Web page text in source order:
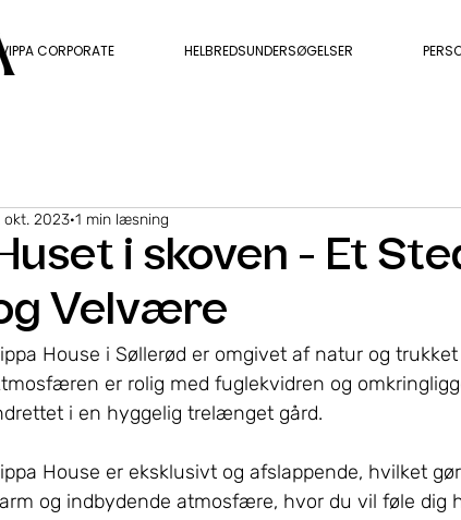
VIPPA CORPORATE HELBREDSUNDERSØGELSER
i skoven - Et
Velvære
okt. 2023 1 min læsning
House i Søllerød er omgivet af natur og
er rolig med fuglekvidren og
i en hyggelig trelænget gård.
House er eksklusivt og afslappende, hvilket
og indbydende atmosfære, hvor du vil føle dig